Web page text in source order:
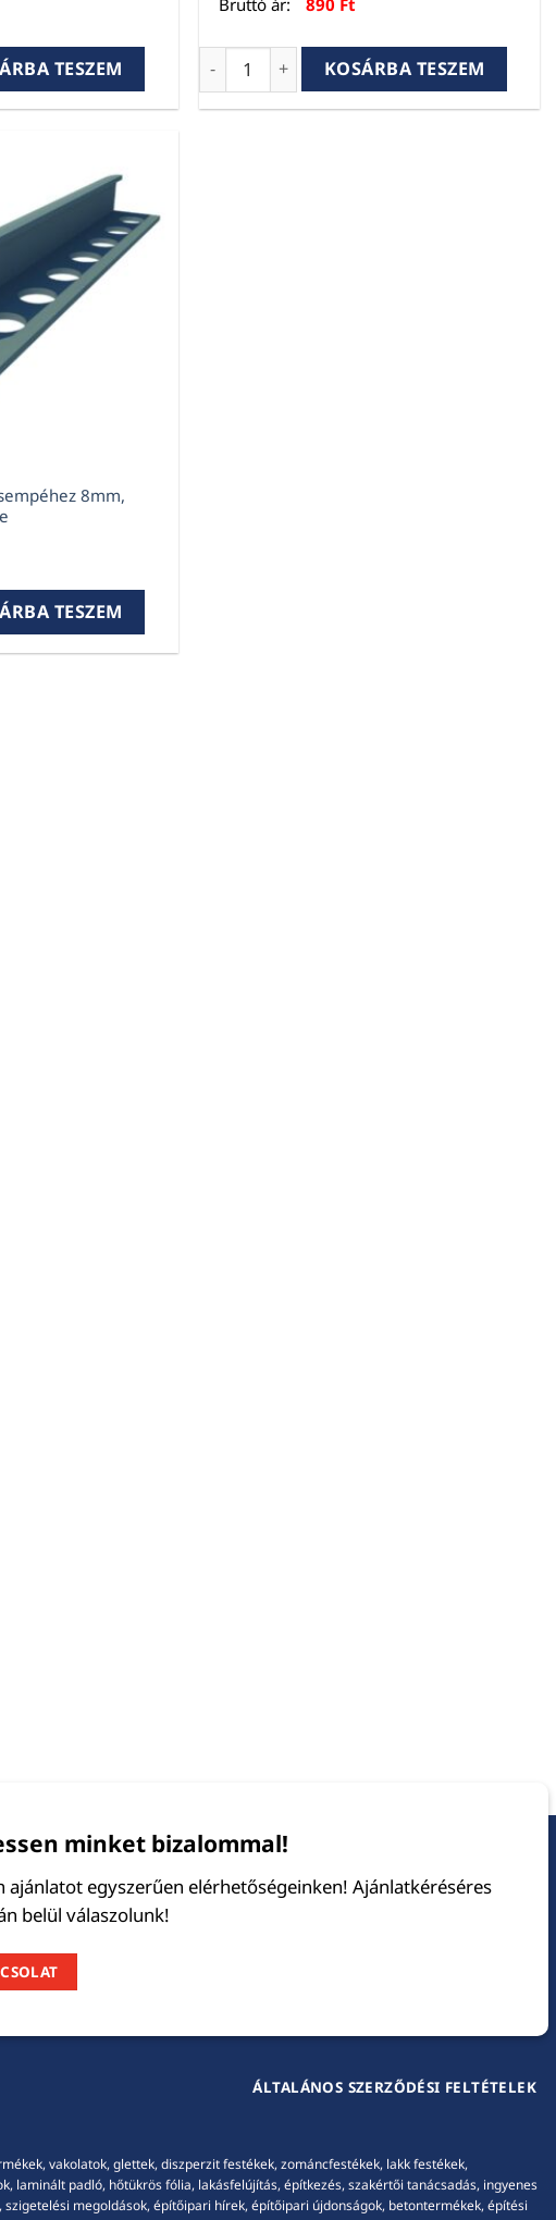
8mm, 2.6m, piros mennyiség
TESZEM Műanyag élvédő csempéhez 8mm, 2.6m,
KOSÁRBA TESZEM
8mm,
8mm, 2.6m, világosszürke mennyiség
TESZEM
minket bizalommal!
ajánlatot egyszerűen elérhetőségeinken! Ajánlatkéréséres
belül válaszolunk!
ÁLTALÁNOS SZERZŐDÉSI FELTÉTELEK
vakolatok, glettek, diszperzit festékek, zománcfestékek, lakk festékek,
laminált padló, hőtükrös fólia, lakásfelújítás, építkezés, szakértői tanácsadás, ingyenes
megoldások, építőipari hírek, építőipari újdonságok, betontermékek, építési